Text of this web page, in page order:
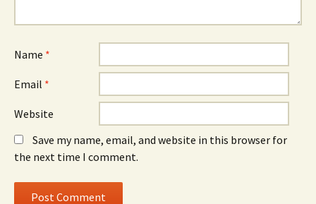
Name *
Email *
Website
Save my name, email, and website in this browser for
the next time I comment.